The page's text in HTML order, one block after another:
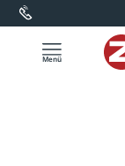
springen